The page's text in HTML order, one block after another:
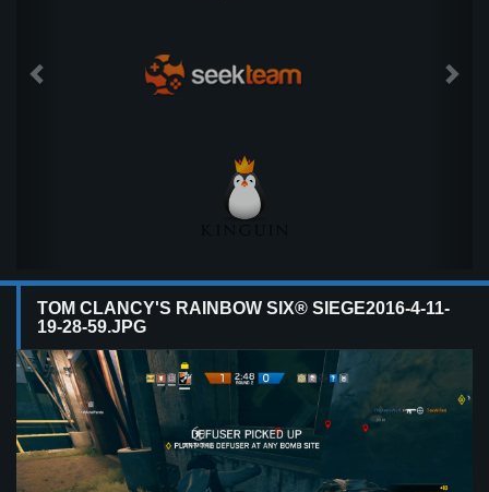
TOM CLANCY'S RAINBOW SIX® SIEGE2016-4-11-
19-28-59.JPG